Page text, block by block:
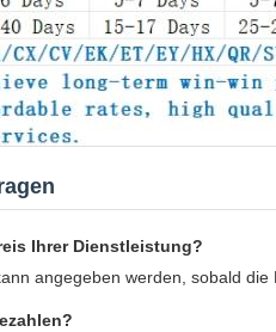
Ihrer Dienstleistung?
angegeben werden, sobald